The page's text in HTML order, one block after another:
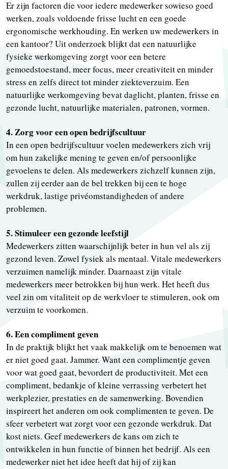
Er zijn factoren die voor iedere medewerker sowieso goed
werken, zoals voldoende frisse lucht en een goede
ergonomische werkhouding. En werken uw medewerkers in
een kantoor? Uit onderzoek blijkt dat een natuurlijke
fysieke werkomgeving zorgt voor een betere
gemoedstoestand, meer focus, meer creativiteit en minder
stress en zelfs direct tot minder ziekteverzuim. Een
natuurlijke werkomgeving bevat daglicht, planten, frisse en
gezonde lucht, natuurlijke materialen, patronen, vormen.
4. Zorg voor een open bedrijfscultuur
In een open bedrijfscultuur voelen medewerkers zich vrij
om hun zakelijke mening te geven en/of persoonlijke
gevoelens te delen. Als medewerkers zichzelf kunnen zijn,
zullen zij eerder aan de bel trekken bij een te hoge
werkdruk, lastige privéomstandigheden of andere
problemen.
5. Stimuleer een gezonde leefstijl
Medewerkers zitten waarschijnlijk beter in hun vel als zij
gezond leven. Zowel fysiek als mentaal. Vitale medewerkers
verzuimen namelijk minder. Daarnaast zijn vitale
medewerkers meer betrokken bij hun werk. Het heeft dus
veel zin om vitaliteit op de werkvloer te stimuleren, ook om
verzuim te voorkomen.
6. Een compliment geven
In de praktijk blijkt het vaak makkelijk om te benoemen wat
er niet goed gaat. Jammer. Want een complimentje geven
voor wat goed gaat, bevordert de productiviteit. Met een
compliment, bedankje of kleine verrassing verbetert het
werkplezier, prestaties en de samenwerking. Bovendien
inspireert het anderen om ook complimenten te geven. De
sfeer verbetert wat zorgt voor een gezonde werkdruk. Dat
kost niets. Geef medewerkers de kans om zich te
ontwikkelen in hun functie of binnen het bedrijf. Als een
medewerker niet het idee heeft dat hij of zij kan